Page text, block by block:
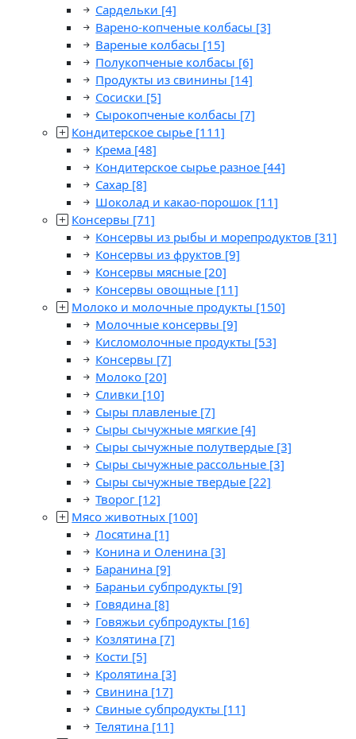
Сардельки [4]
Варено-копченые колбасы [3]
Вареные колбасы [15]
Полукопченые колбасы [6]
Продукты из свинины [14]
Сосиски [5]
Сырокопченые колбасы [7]
Кондитерское сырье [111]
Крема [48]
Кондитерское сырье разное [44]
Сахар [8]
Шоколад и какао-порошок [11]
Консервы [71]
Консервы из рыбы и морепродуктов [31]
Консервы из фруктов [9]
Консервы мясные [20]
Консервы овощные [11]
Молоко и молочные продукты [150]
Молочные консервы [9]
Кисломолочные продукты [53]
Консервы [7]
Молоко [20]
Сливки [10]
Сыры плавленые [7]
Сыры сычужные мягкие [4]
Сыры сычужные полутвердые [3]
Сыры сычужные рассольные [3]
Сыры сычужные твердые [22]
Творог [12]
Мясо животных [100]
Лосятина [1]
Конина и Оленина [3]
Баранина [9]
Бараньи субпродукты [9]
Говядина [8]
Говяжьи субпродукты [16]
Козлятина [7]
Кости [5]
Кролятина [3]
Свинина [17]
Свиные субпродукты [11]
Телятина [11]